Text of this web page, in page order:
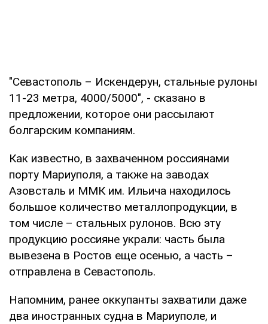
"Севастополь – Искендерун, стальные рулоны
11-23 метра, 4000/5000", - сказано в
предложении, которое они рассылают
болгарским компаниям.
Как известно, в захваченном россиянами
порту Мариуполя, а также на заводах
Азовсталь и ММК им. Ильича находилось
большое количество металлопродукции, в
том числе – стальных рулонов. Всю эту
продукцию россияне украли: часть была
вывезена в Ростов еще осенью, а часть –
отправлена в Севастополь.
Напомним, ранее оккупанты захватили даже
два иностранных судна в Мариуполе, и